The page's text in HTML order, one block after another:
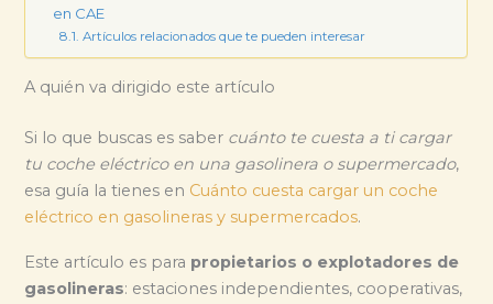
en CAE
Artículos relacionados que te pueden interesar
A quién va dirigido este artículo
Si lo que buscas es saber cuánto te cuesta a ti cargar
tu coche eléctrico en una gasolinera o supermercado,
esa guía la tienes en Cuánto cuesta cargar un coche
eléctrico en gasolineras y supermercados.
Este artículo es para propietarios o explotadores de
gasolineras: estaciones independientes, cooperativas,